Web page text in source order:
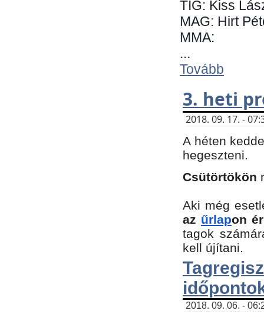
TIG: Kiss
MAG: Hirt
MMA:
...
Tovább
3. heti
2018. 09. 17. -
A héten
hegeszteni.
Csütörtökön
Aki még
az űrlapon
tagok
kell újítani.
2018. 09. 06. -